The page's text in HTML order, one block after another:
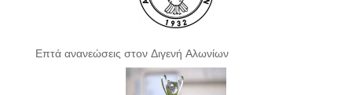
Επτά ανανεώσεις στον Διγενή Αλωνίων